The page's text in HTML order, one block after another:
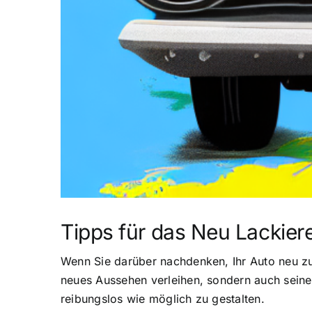
Tipps für das Neu
Wenn Sie darüber nachdenken, Ihr Auto neu
neues Aussehen verleihen, sondern auch
reibungslos wie möglich zu gestalten.